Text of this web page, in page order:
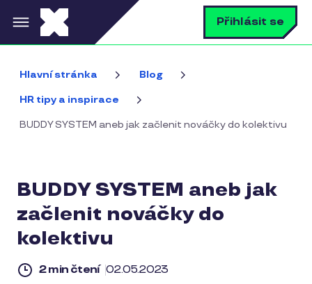
Přejít k hlavnímu obsahu Přihlásit se
Hlavní stránka Blog
HR tipy a inspirace
BUDDY SYSTEM aneb jak začlenit nováčky do kolektivu
BUDDY SYSTEM aneb jak
začlenit nováčky do
kolektivu
2 min čtení 02.05.2023